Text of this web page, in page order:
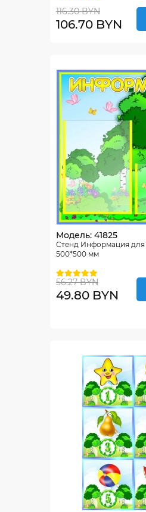
116.30 BYN
106.70 BYN
Модель: 41825
Стенд Информация для
500*500 мм
56.27 BYN
49.80 BYN